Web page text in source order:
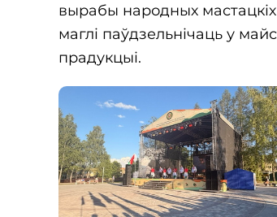
вырабы народных
маглі паўдзельнічаць у
прадукцыі.